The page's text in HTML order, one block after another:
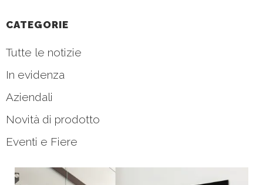
CATEGORIE
Tutte le notizie
In evidenza
Aziendali
Novità di prodotto
Eventi e Fiere